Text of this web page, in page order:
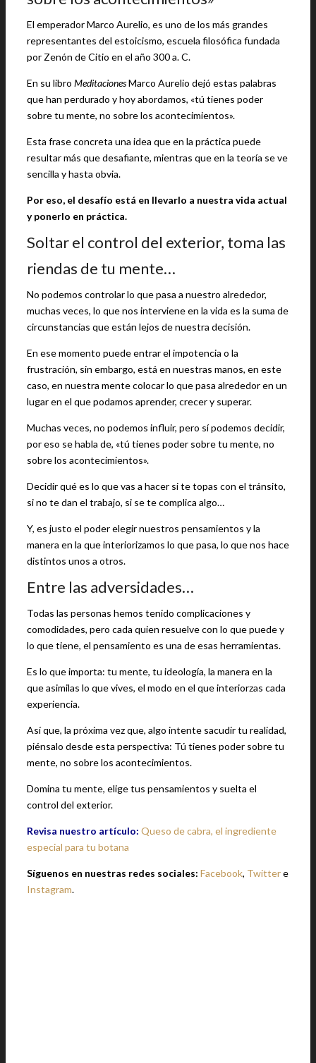
El emperador Marco Aurelio, es uno de los más grandes
representantes del estoicismo, escuela filosófica fundada
por Zenón de Citio en el año 300 a. C.
En su libro MeditacionesMarco Aurelio dejó estas palabras
que han perdurado y hoy abordamos, «tú tienes poder
sobre tu mente, no sobre los acontecimientos».
Esta frase concreta una idea que en la práctica puede
resultar más que desafiante, mientras que en la teoría se ve
sencilla y hasta obvia.
Por eso, el desafío está en llevarlo a nuestra vida actual
y ponerlo en práctica.
Soltar el control del exterior, toma las
riendas de tu mente…
No podemos controlar lo que pasa a nuestro alrededor,
muchas veces, lo que nos interviene en la vida es la suma de
circunstancias que están lejos de nuestra decisión.
En ese momento puede entrar el impotencia o la
frustración, sin embargo, está en nuestras manos, en este
caso, en nuestra mente colocar lo que pasa alrededor en un
lugar en el que podamos aprender, crecer y superar.
Muchas veces, no podemos influir, pero sí podemos decidir,
por eso se habla de, «tú tienes poder sobre tu mente, no
sobre los acontecimientos».
Decidir qué es lo que vas a hacer si te topas con el tránsito,
si no te dan el trabajo, si se te complica algo…
Y, es justo el poder elegir nuestros pensamientos y la
manera en la que interiorizamos lo que pasa, lo que nos hace
distintos unos a otros.
Entre las adversidades…
Todas las personas hemos tenido complicaciones y
comodidades, pero cada quien resuelve con lo que puede y
lo que tiene, el pensamiento es una de esas herramientas.
Es lo que importa: tu mente, tu ideología, la manera en la
que asimilas lo que vives, el modo en el que interiorzas cada
experiencia.
Así que, la próxima vez que, algo intente sacudir tu realidad,
piénsalo desde esta perspectiva: Tú tienes poder sobre tu
mente, no sobre los acontecimientos.
Domina tu mente, elige tus pensamientos y suelta el
control del exterior.
Revisa nuestro artículo: Queso de cabra, el ingrediente
especial para tu botana
Síguenos en nuestras redes sociales: Facebook, Twittere
Instagram.